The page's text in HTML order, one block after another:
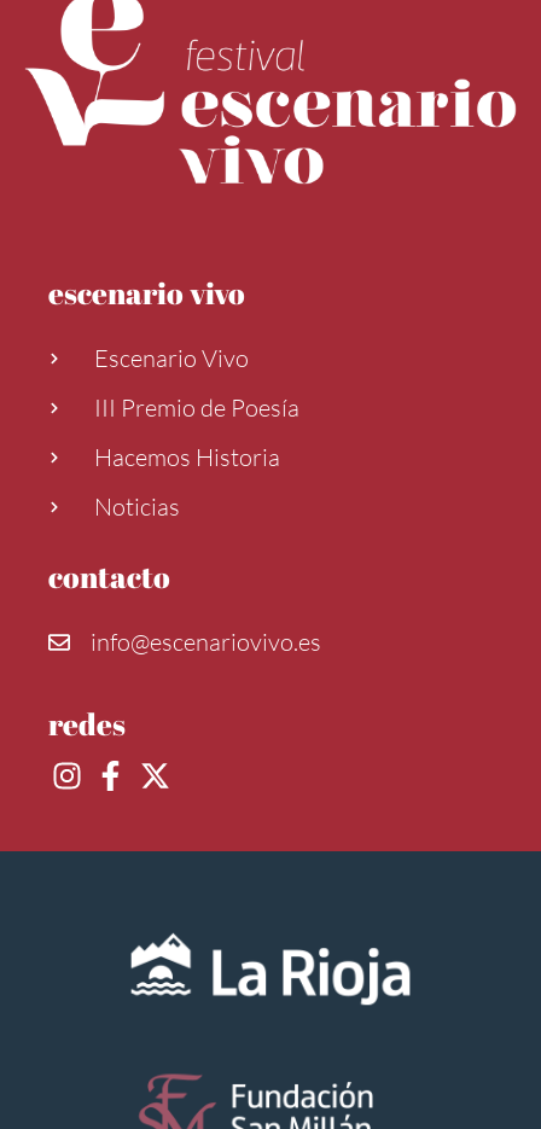
escenario vivo
Escenario Vivo
III Premio de Poesía
Hacemos Historia
Noticias
contacto
info@escenariovivo.es
redes